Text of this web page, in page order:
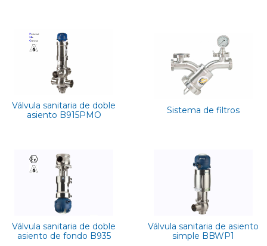
Válvula sanitaria de doble
asiento B915PMO
Sistema de filtros
Válvula sanitaria de doble
asiento de fondo B935
Válvula sanitaria de asiento
simple BBWP1